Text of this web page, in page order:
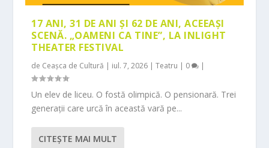
17 ANI, 31 DE ANI ȘI 62 DE ANI, ACEEAȘI
SCENĂ. „OAMENI CA TINE”, LA INLIGHT
THEATER FESTIVAL
de Ceașca de Cultură | iul. 7, 2026 |Teatru | 0 |
Un elev de liceu. O fostă olimpică. O pensionară. Trei
generații care urcă în această vară pe...
CITEŞTE MAI MULT